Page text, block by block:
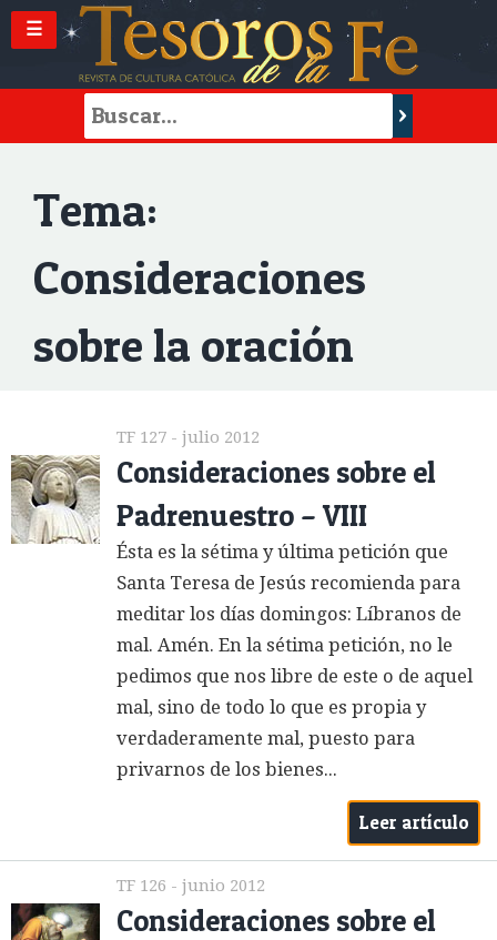
☰
Tema:
Consideraciones
sobre la oración
TF 127 - julio 2012
Consideraciones sobre el
Padrenuestro – VIII
Ésta es la sétima y última petición que
Santa Teresa de Jesús recomienda para
meditar los días domingos: Líbranos de
mal. Amén. En la sétima petición, no le
pedimos que nos libre de este o de aquel
mal, sino de todo lo que es propia y
verdaderamente mal, puesto para
privarnos de los bienes...
Leer artículo
TF 126 - junio 2012
Consideraciones sobre el